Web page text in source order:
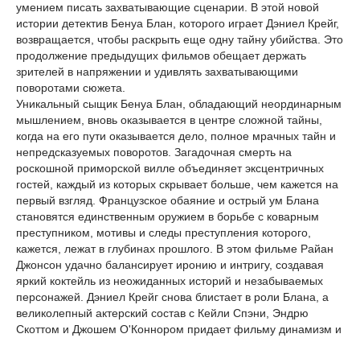
умением писать захватывающие сценарии. В этой новой
истории детектив Бенуа Блан, которого играет Дэниел Крейг,
возвращается, чтобы раскрыть еще одну тайну убийства. Это
продолжение предыдущих фильмов обещает держать
зрителей в напряжении и удивлять захватывающими
поворотами сюжета.
Уникальный сыщик Бенуа Блан, обладающий неординарным
мышлением, вновь оказывается в центре сложной тайны,
когда на его пути оказывается дело, полное мрачных тайн и
непредсказуемых поворотов. Загадочная смерть на
роскошной приморской вилле объединяет эксцентричных
гостей, каждый из которых скрывает больше, чем кажется на
первый взгляд. Французское обаяние и острый ум Блана
становятся единственным оружием в борьбе с коварным
преступником, мотивы и следы преступления которого,
кажется, лежат в глубинах прошлого. В этом фильме Райан
Джонсон удачно балансирует иронию и интригу, создавая
яркий коктейль из неожиданных историй и незабываемых
персонажей. Дэниел Крейг снова блистает в роли Блана, а
великолепный актерский состав с Кейли Спэни, Эндрю
Скоттом и Джошем О'Коннором придает фильму динамизм и